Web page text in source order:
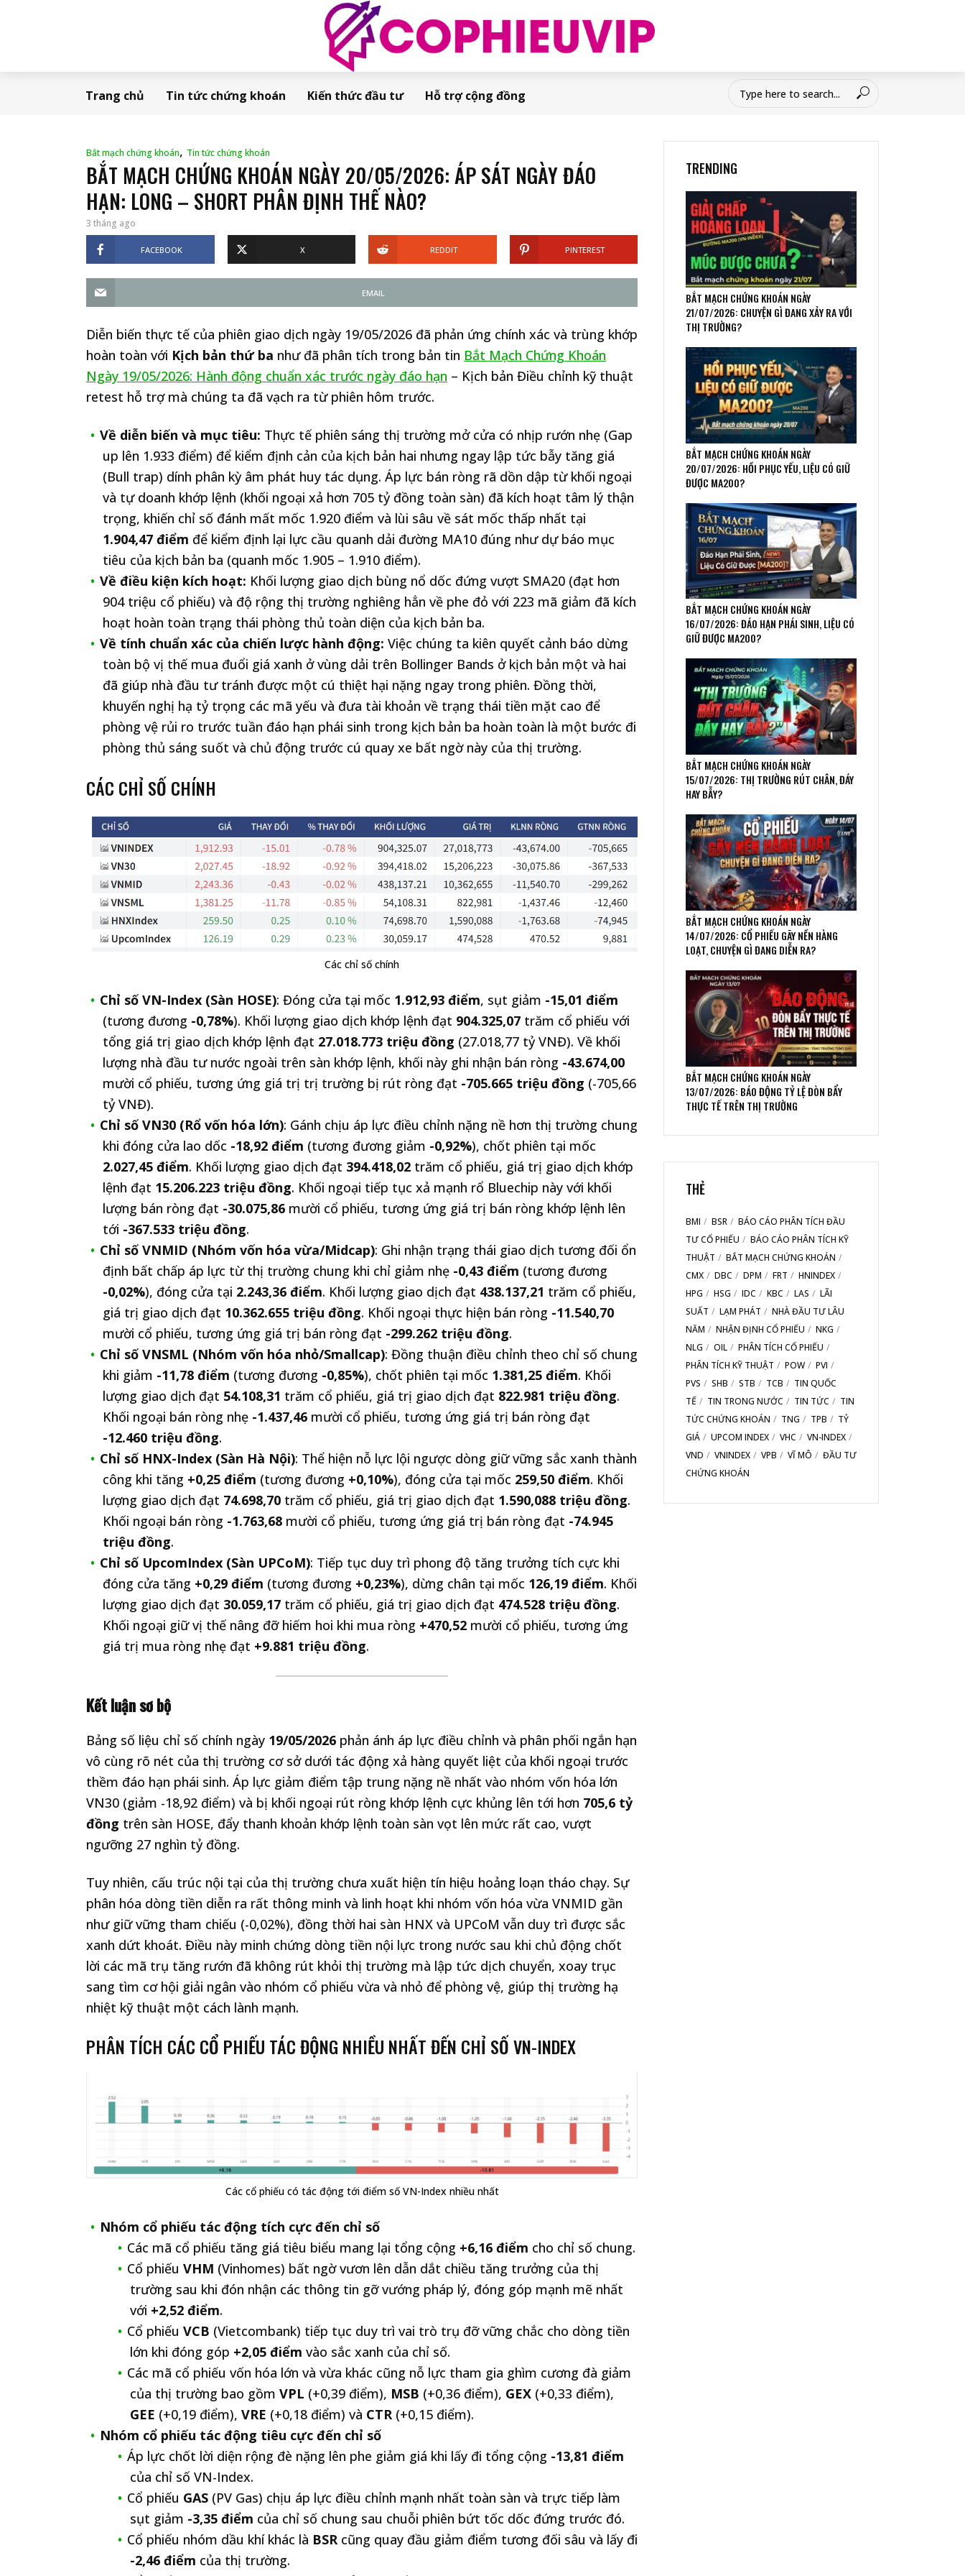
Trang chủ Tin tức chứng khoán Kiến thức đầu tư Hỗ trợ cộng đồng
Bắt mạch chứng khoán, Tin tức chứng khoán
BẮT MẠCH CHỨNG KHOÁN NGÀY 20/05/2026: ÁP SÁT NGÀY ĐÁO
HẠN: LONG – SHORT PHÂN ĐỊNH THẾ NÀO?
3 tháng ago
FACEBOOK X REDDIT PINTEREST
EMAIL
Diễn biến thực tế của phiên giao dịch ngày 19/05/2026 đã phản ứng chính xác và trùng khớp
hoàn toàn với Kịch bản thứ ba như đã phân tích trong bản tin Bắt Mạch Chứng Khoán
Ngày 19/05/2026: Hành động chuẩn xác trước ngày đáo hạn – Kịch bản Điều chỉnh kỹ thuật
retest hỗ trợ mà chúng ta đã vạch ra từ phiên hôm trước.
Về diễn biến và mục tiêu: Thực tế phiên sáng thị trường mở cửa có nhịp rướn nhẹ (Gap
up lên 1.933 điểm) để kiểm định cản của kịch bản hai nhưng ngay lập tức bẫy tăng giá
(Bull trap) dính phân kỳ âm phát huy tác dụng. Áp lực bán ròng rã dồn dập từ khối ngoại
và tự doanh khớp lệnh (khối ngoại xả hơn 705 tỷ đồng toàn sàn) đã kích hoạt tâm lý thận
trọng, khiến chỉ số đánh mất mốc 1.920 điểm và lùi sâu về sát mốc thấp nhất tại
1.904,47 điểm để kiểm định lại lực cầu quanh dải đường MA10 đúng như dự báo mục
tiêu của kịch bản ba (quanh mốc 1.905 – 1.910 điểm).
Về điều kiện kích hoạt: Khối lượng giao dịch bùng nổ dốc đứng vượt SMA20 (đạt hơn
904 triệu cổ phiếu) và độ rộng thị trường nghiêng hẳn về phe đỏ với 223 mã giảm đã kích
hoạt hoàn toàn trạng thái phòng thủ toàn diện của kịch bản ba.
Về tính chuẩn xác của chiến lược hành động: Việc chúng ta kiên quyết cảnh báo dừng
toàn bộ vị thế mua đuổi giá xanh ở vùng dải trên Bollinger Bands ở kịch bản một và hai
đã giúp nhà đầu tư tránh được một cú thiệt hại nặng ngay trong phiên. Đồng thời,
khuyến nghị hạ tỷ trọng các mã yếu và đưa tài khoản về trạng thái tiền mặt cao để
phòng vệ rủi ro trước tuần đáo hạn phái sinh trong kịch bản ba hoàn toàn là một bước đi
phòng thủ sáng suốt và chủ động trước cú quay xe bất ngờ này của thị trường.
CÁC CHỈ SỐ CHÍNH
Các chỉ số chính
Chỉ số VN-Index (Sàn HOSE): Đóng cửa tại mốc 1.912,93 điểm, sụt giảm -15,01 điểm
(tương đương -0,78%). Khối lượng giao dịch khớp lệnh đạt 904.325,07 trăm cổ phiếu với
tổng giá trị giao dịch khớp lệnh đạt 27.018.773 triệu đồng (27.018,77 tỷ VNĐ). Về khối
lượng nhà đầu tư nước ngoài trên sàn khớp lệnh, khối này ghi nhận bán ròng -43.674,00
mười cổ phiếu, tương ứng giá trị trị trường bị rút ròng đạt -705.665 triệu đồng (-705,66
tỷ VNĐ).
Chỉ số VN30 (Rổ vốn hóa lớn): Gánh chịu áp lực điều chỉnh nặng nề hơn thị trường chung
khi đóng cửa lao dốc -18,92 điểm (tương đương giảm -0,92%), chốt phiên tại mốc
2.027,45 điểm. Khối lượng giao dịch đạt 394.418,02 trăm cổ phiếu, giá trị giao dịch khớp
lệnh đạt 15.206.223 triệu đồng. Khối ngoại tiếp tục xả mạnh rổ Bluechip này với khối
lượng bán ròng đạt -30.075,86 mười cổ phiếu, tương ứng giá trị bán ròng khớp lệnh lên
tới -367.533 triệu đồng.
Chỉ số VNMID (Nhóm vốn hóa vừa/Midcap): Ghi nhận trạng thái giao dịch tương đối ổn
định bất chấp áp lực từ thị trường chung khi chỉ giảm nhẹ -0,43 điểm (tương đương
-0,02%), đóng cửa tại 2.243,36 điểm. Khối lượng giao dịch đạt 438.137,21 trăm cổ phiếu,
giá trị giao dịch đạt 10.362.655 triệu đồng. Khối ngoại thực hiện bán ròng -11.540,70
mười cổ phiếu, tương ứng giá trị bán ròng đạt -299.262 triệu đồng.
Chỉ số VNSML (Nhóm vốn hóa nhỏ/Smallcap): Đồng thuận điều chỉnh theo chỉ số chung
khi giảm -11,78 điểm (tương đương -0,85%), chốt phiên tại mốc 1.381,25 điểm. Khối
lượng giao dịch đạt 54.108,31 trăm cổ phiếu, giá trị giao dịch đạt 822.981 triệu đồng.
Khối ngoại bán ròng nhẹ -1.437,46 mười cổ phiếu, tương ứng giá trị bán ròng đạt
-12.460 triệu đồng.
Chỉ số HNX-Index (Sàn Hà Nội): Thể hiện nỗ lực lội ngược dòng giữ vững sắc xanh thành
công khi tăng +0,25 điểm (tương đương +0,10%), đóng cửa tại mốc 259,50 điểm. Khối
lượng giao dịch đạt 74.698,70 trăm cổ phiếu, giá trị giao dịch đạt 1.590,088 triệu đồng.
Khối ngoại bán ròng -1.763,68 mười cổ phiếu, tương ứng giá trị bán ròng đạt -74.945
triệu đồng.
Chỉ số UpcomIndex (Sàn UPCoM): Tiếp tục duy trì phong độ tăng trưởng tích cực khi
đóng cửa tăng +0,29 điểm (tương đương +0,23%), dừng chân tại mốc 126,19 điểm. Khối
lượng giao dịch đạt 30.059,17 trăm cổ phiếu, giá trị giao dịch đạt 474.528 triệu đồng.
Khối ngoại giữ vị thế nâng đỡ hiếm hoi khi mua ròng +470,52 mười cổ phiếu, tương ứng
giá trị mua ròng nhẹ đạt +9.881 triệu đồng.
Kết luận sơ bộ
Bảng số liệu chỉ số chính ngày 19/05/2026 phản ánh áp lực điều chỉnh và phân phối ngắn hạn
vô cùng rõ nét của thị trường cơ sở dưới tác động xả hàng quyết liệt của khối ngoại trước
thềm đáo hạn phái sinh. Áp lực giảm điểm tập trung nặng nề nhất vào nhóm vốn hóa lớn
VN30 (giảm -18,92 điểm) và bị khối ngoại rút ròng khớp lệnh cực khủng lên tới hơn 705,6 tỷ
đồng trên sàn HOSE, đẩy thanh khoản khớp lệnh toàn sàn vọt lên mức rất cao, vượt
ngưỡng 27 nghìn tỷ đồng.
Tuy nhiên, cấu trúc nội tại của thị trường chưa xuất hiện tín hiệu hoảng loạn tháo chạy. Sự
phân hóa dòng tiền diễn ra rất thông minh và linh hoạt khi nhóm vốn hóa vừa VNMID gần
như giữ vững tham chiếu (-0,02%), đồng thời hai sàn HNX và UPCoM vẫn duy trì được sắc
xanh dứt khoát. Điều này minh chứng dòng tiền nội lực trong nước sau khi chủ động chốt
lời các mã trụ tăng rướn đã không rút khỏi thị trường mà lập tức dịch chuyển, xoay trục
sang tìm cơ hội giải ngân vào nhóm cổ phiếu vừa và nhỏ để phòng vệ, giúp thị trường hạ
nhiệt kỹ thuật một cách lành mạnh.
PHÂN TÍCH CÁC CỔ PHIẾU TÁC ĐỘNG NHIỀU NHẤT ĐẾN CHỈ SỐ VN-INDEX
Các cổ phiếu có tác động tới điểm số VN-Index nhiều nhất
Nhóm cổ phiếu tác động tích cực đến chỉ số
Các mã cổ phiếu tăng giá tiêu biểu mang lại tổng cộng +6,16 điểm cho chỉ số chung.
Cổ phiếu VHM (Vinhomes) bất ngờ vươn lên dẫn dắt chiều tăng trưởng của thị
trường sau khi đón nhận các thông tin gỡ vướng pháp lý, đóng góp mạnh mẽ nhất
với +2,52 điểm.
Cổ phiếu VCB (Vietcombank) tiếp tục duy trì vai trò trụ đỡ vững chắc cho dòng tiền
lớn khi đóng góp +2,05 điểm vào sắc xanh của chỉ số.
Các mã cổ phiếu vốn hóa lớn và vừa khác cũng nỗ lực tham gia ghìm cương đà giảm
của thị trường bao gồm VPL (+0,39 điểm), MSB (+0,36 điểm), GEX (+0,33 điểm),
GEE (+0,19 điểm), VRE (+0,18 điểm) và CTR(+0,15 điểm).
Nhóm cổ phiếu tác động tiêu cực đến chỉ số
Áp lực chốt lời diện rộng đè nặng lên phe giảm giá khi lấy đi tổng cộng -13,81 điểm
của chỉ số VN-Index.
Cổ phiếu GAS (PV Gas) chịu áp lực điều chỉnh mạnh nhất toàn sàn và trực tiếp làm
sụt giảm -3,35 điểm của chỉ số chung sau chuỗi phiên bứt tốc dốc đứng trước đó.
Cổ phiếu nhóm dầu khí khác là BSRcũng quay đầu giảm điểm tương đối sâu và lấy đi
-2,46 điểm của thị trường.
TRENDING
BẮT MẠCH CHỨNG KHOÁN NGÀY
21/07/2026: CHUYỆN GÌ ĐANG XẢY RA VỚI
THỊ TRƯỜNG?
BẮT MẠCH CHỨNG KHOÁN NGÀY
20/07/2026: HỒI PHỤC YẾU, LIỆU CÓ GIỮ
ĐƯỢC MA200?
BẮT MẠCH CHỨNG KHOÁN NGÀY
16/07/2026: ĐÁO HẠN PHÁI SINH, LIỆU CÓ
GIỮ ĐƯỢC MA200?
BẮT MẠCH CHỨNG KHOÁN NGÀY
15/07/2026: THỊ TRƯỜNG RÚT CHÂN, ĐÁY
HAY BẪY?
BẮT MẠCH CHỨNG KHOÁN NGÀY
14/07/2026: CỔ PHIẾU GÃY NỀN HÀNG
LOẠT, CHUYỆN GÌ ĐANG DIỄN RA?
BẮT MẠCH CHỨNG KHOÁN NGÀY
13/07/2026: BÁO ĐỘNG TỶ LỆ ĐÒN BẨY
THỰC TẾ TRÊN THỊ TRƯỜNG
THẺ
BMI BSR
BÁO CÁO PHÂN TÍCH ĐẦU
TƯ CỔ PHIẾU
BÁO CÁO PHÂN TÍCH KỸ
THUẬT
BẮT MẠCH CHỨNG KHOÁN
CMX
DBC DPM FRT
HNINDEX
HPG
HSG IDC KBC LAS
LÃI
SUẤT
LẠM PHÁT
NHÀ ĐẦU TƯ LÂU
NĂM
NHẬN ĐỊNH CỔ PHIẾU
NKG
NLG
OIL
PHÂN TÍCH CỔ PHIẾU
PHÂN TÍCH KỸ THUẬT
POW
PVI
PVS
SHB STB TCB
TIN QUỐC
TẾ
TIN TRONG NƯỚC TIN TỨC
TIN
TỨC CHỨNG KHOÁN
TNG TPB
TỶ
GIÁ
UPCOM INDEX VHC
VN-INDEX
VND
VNINDEX VPB VĨ MÔ
ĐẦU TƯ
CHỨNG KHOÁN